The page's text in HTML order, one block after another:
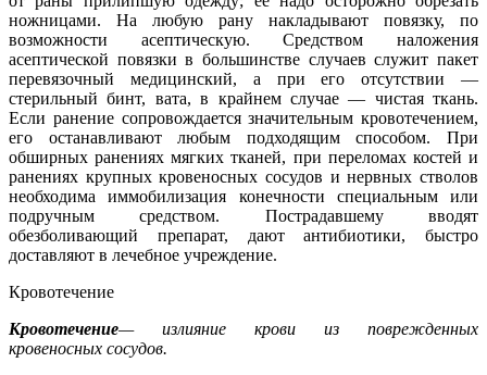
ножницами. На любую рану накладывают повязку, по
возможности асептическую. Средством наложения
асептической повязки в большинстве случаев служит пакет
перевязочный медицинский, а при его отсутствии —
стерильный бинт, вата, в крайнем случае — чистая ткань.
Если ранение сопровождается значительным кровотечением,
его останавливают любым подходящим способом. При
обширных ранениях мягких тканей, при переломах костей и
ранениях крупных кровеносных сосудов и нервных стволов
необходима иммобилизация конечности специальным или
подручным средством. Пострадавшему вводят
обезболивающий препарат, дают антибиотики, быстро
доставляют в лечебное учреждение.
Кровотечение
Кровотечение— излияние крови из поврежденных
кровеносных сосудов.